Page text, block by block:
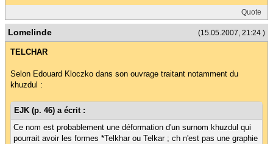
Quote
(15.05.2007, 21:24 )
Lomelinde
TELCHAR
Selon Edouard Kloczko dans son ouvrage traitant notamment du
khuzdul :
EJK (p. 46) a écrit :
Ce nom est probablement une déformation d'un surnom khuzdul qui
pourrait avoir les formes *Telkhar ou Telkar ; ch n'est pas une graphie